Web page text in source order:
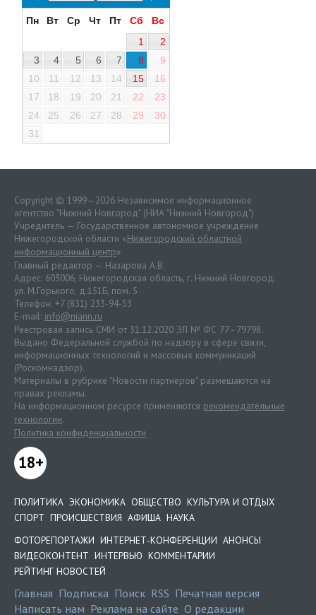
Пн Вт Ср Чт Пт Сб
Вс
1
2
3
4 5 6 7 8
9
10
11 12 13 14 15
16
17
18 19 20 21 22
23
24
25 26 27 28 29
30
31
Copyright © 1999—2026 Независимое информационное
агентство "Нижний Новгород" (НИА "Нижний Новгород")
Учредитель — Государственное автономное учреждение
Нижегородской области «Нижегородский областной
информационный центр»
Главный редактор — Назарова А.В.
Адрес: 603006, Нижегородская область, г. Нижний Новгород.
ул. М.Горького, д.151Б, пом. 5
Телефон: +7 (831) 233-94-53
E-mail: info@niann.ru
Реестровая запись СМИ от 31.12.2020 ЭЛ № ФС 77 - 79798.
Выдано Федеральной службой по надзору в сфере связи,
информационных технологий и массовых коммуникаций
(Роскомнадзор).
Материалы в рубрике "Новости партнеров" размещаются на
правах рекламы.
На информационном ресурсе применяются рекомендательные
технологии.
Политика конфиденциальности
18+
ПОЛИТИКА ЭКОНОМИКА ОБЩЕСТВО КУЛЬТУРА И ОТДЫХ
СПОРТ ПРОИСШЕСТВИЯ АФИША НАУКА
ФОТОРЕПОРТАЖИ ИНТЕРНЕТ-КОНФЕРЕНЦИИ АНОНСЫ
ВИДЕОКОНТЕНТ ИНТЕРВЬЮ КОММЕНТАРИИ
РЕЙТИНГ НОВОСТЕЙ
Главная Подписка Поиск RSS Печатная версия
Написать нам Реклама на сайте О редакции